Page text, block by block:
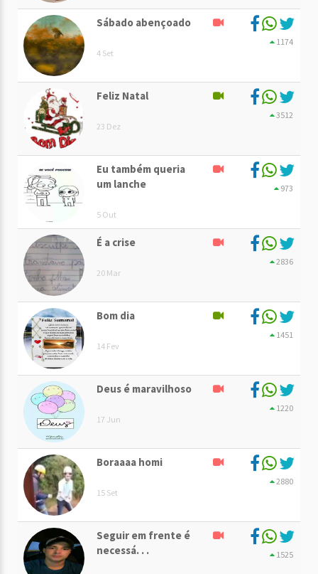
Sábado abençoado
4 Set
1174
Feliz Natal
23 Dez
3512
Eu também queria
um lanche
5 Out
973
É a crise
20 Mar
2836
Bom dia
14 Fev
1451
Deus é maravilhoso
17 Jun
1220
Boraaaa homi
15 Set
2880
Seguir em frente é
necessá. . .
1525